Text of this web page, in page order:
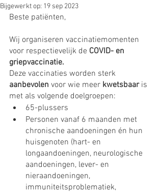
Bijgewerkt op: 19 sep 2023
Beste patiënten,
Wij organiseren vaccinatiemomenten
voor respectievelijk de COVID- en
griepvaccinatie.
Deze vaccinaties worden sterk
aanbevolen voor wie meer kwetsbaar is
met als volgende doelgroepen:
65-plussers
Personen vanaf 6 maanden met
chronische aandoeningen én hun
huisgenoten (hart- en
longaandoeningen, neurologische
aandoeningen, lever- en
nieraandoeningen,
immuniteitsproblematiek,